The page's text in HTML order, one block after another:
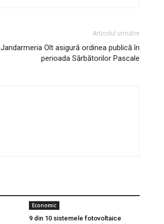
Articolul următor
Jandarmeria Olt asigură ordinea publică în
perioada Sărbătorilor Pascale
Economic
9 din 10 sistemele fotovoltaice